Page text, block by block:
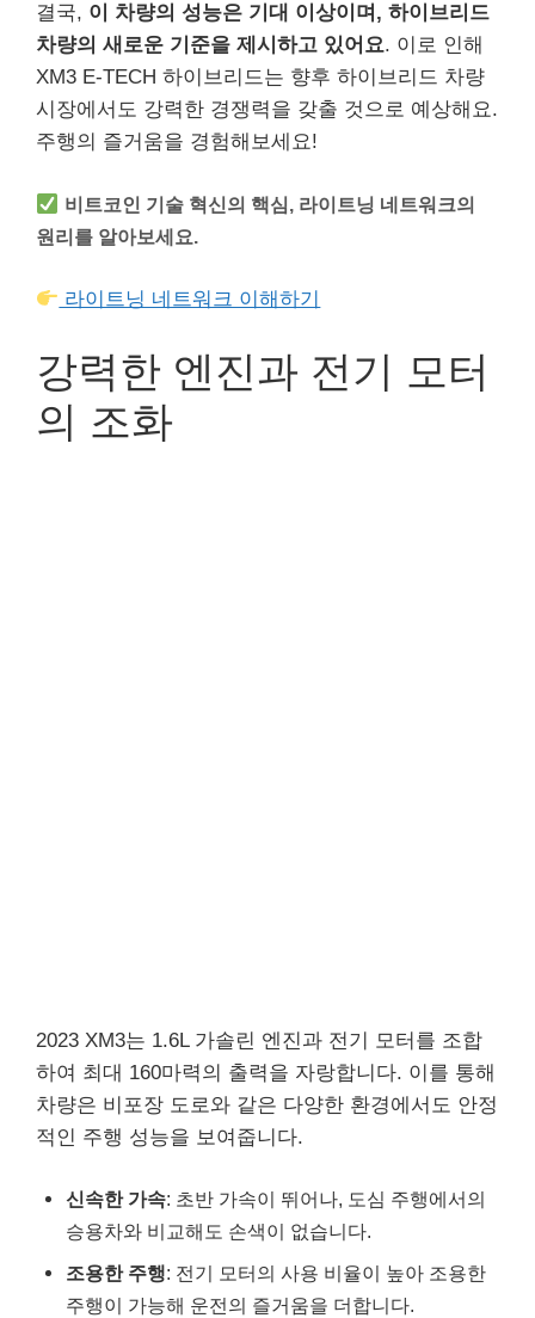
결국, 이 차량의 성능은 기대 이상이며, 하이브리드
차량의 새로운 기준을 제시하고 있어요. 이로 인해
XM3 E-TECH 하이브리드는 향후 하이브리드 차량
시장에서도 강력한 경쟁력을 갖출 것으로 예상해요.
주행의 즐거움을 경험해보세요!
비트코인 기술 혁신의 핵심, 라이트닝 네트워크의
원리를 알아보세요.
라이트닝 네트워크 이해하기
강력한 엔진과 전기 모터
의 조화
2023 XM3는 1.6L 가솔린 엔진과 전기 모터를 조합
하여 최대 160마력의 출력을 자랑합니다. 이를 통해
차량은 비포장 도로와 같은 다양한 환경에서도 안정
적인 주행 성능을 보여줍니다.
신속한 가속: 초반 가속이 뛰어나, 도심 주행에서의
승용차와 비교해도 손색이 없습니다.
조용한 주행: 전기 모터의 사용 비율이 높아 조용한
주행이 가능해 운전의 즐거움을 더합니다.